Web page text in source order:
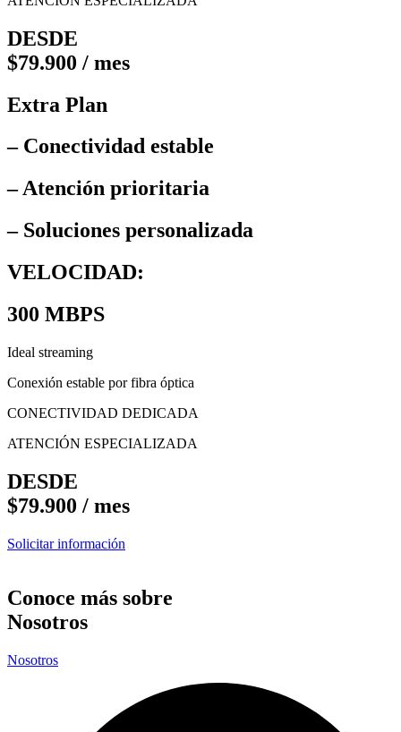
DESDE
$79.900 / mes
Extra Plan
– Conectividad estable
– Atención prioritaria
– Soluciones personalizada
VELOCIDAD:
300 MBPS
Ideal streaming
Conexión estable por fibra óptica
CONECTIVIDAD DEDICADA
ATENCIÓN ESPECIALIZADA
DESDE
$79.900 / mes
Solicitar información
Conoce más sobre
Nosotros
Nosotros